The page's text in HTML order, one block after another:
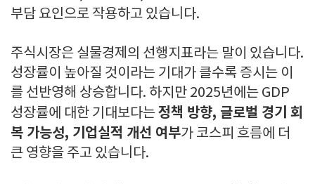
부담 요인으로 작용하고 있습니다.
주식시장은 실물경제의 선행지표라는 말이 있습니다.
성장률이 높아질 것이라는 기대가 클수록 증시는 이
를 선반영해 상승합니다. 하지만 2025년에는 GDP
성장률에 대한 기대보다는정책 방향, 글로벌 경기 회
복 가능성, 기업실적 개선 여부가 코스피 흐름에 더
큰 영향을 주고 있습니다.